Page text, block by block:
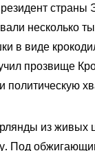
несколько
в виде
прозвище
политическую
из живых
Под